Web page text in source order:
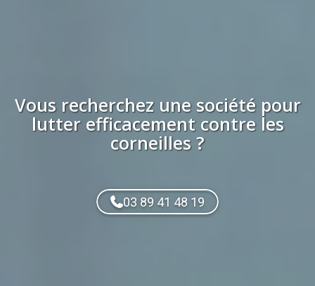
Vous recherchez une sociétépour
lutter efficacement contre les
corneilles?
03 89 41 48 19